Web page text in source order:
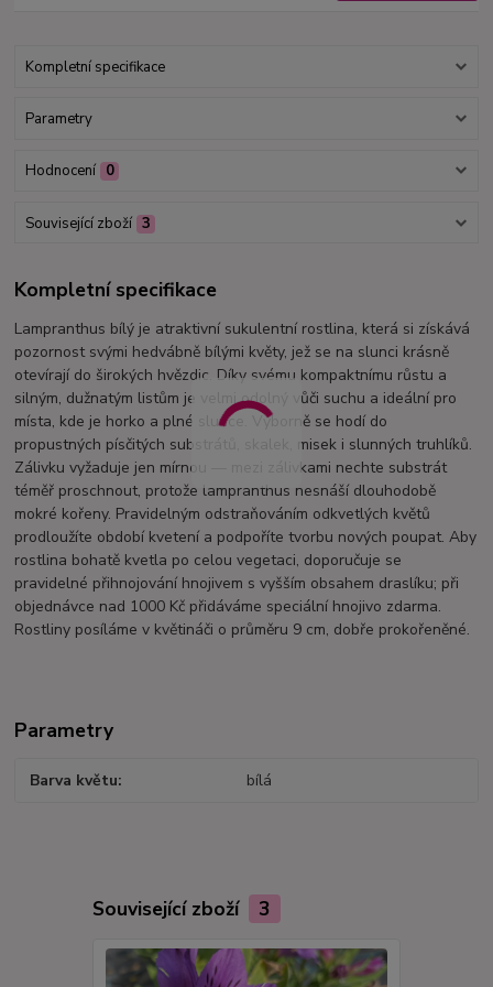
Kompletní specifikace
Parametry
Hodnocení 0
Související zboží 3
Kompletní specifikace
Lampranthus bílý je atraktivní sukulentní rostlina, která si získává
pozornost svými hedvábně bílými květy, jež se na slunci krásně
otevírají do širokých hvězdic. Díky svému kompaktnímu růstu a
silným, dužnatým listům je velmi odolný vůči suchu a ideální pro
místa, kde je horko a plné slunce. Výborně se hodí do
propustných písčitých substrátů, skalek, misek i slunných truhlíků.
Zálivku vyžaduje jen mírnou — mezi zálivkami nechte substrát
téměř proschnout, protože lampranthus nesnáší dlouhodobě
mokré kořeny. Pravidelným odstraňováním odkvetlých květů
prodloužíte období kvetení a podpoříte tvorbu nových poupat. Aby
rostlina bohatě kvetla po celou vegetaci, doporučuje se
pravidelné přihnojování hnojivem s vyšším obsahem draslíku; při
objednávce nad 1000 Kč přidáváme speciální hnojivo zdarma.
Rostliny posíláme v květináči o průměru 9 cm, dobře prokořeněné.
Parametry
Barva květu bílá
Související zboží 3